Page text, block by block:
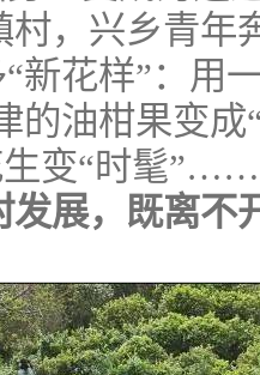
村，兴乡青年
新花样”：用
的油柑果变
生变“时髦”……
发展，既离不